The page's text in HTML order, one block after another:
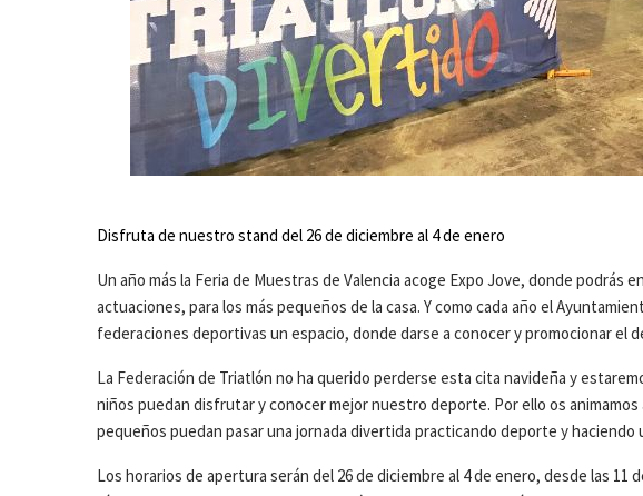
Disfruta de nuestro stand del 26 de diciembre al 4 de enero
Un año más la Feria de Muestras de Valencia acoge Expo Jove, donde podrás
actuaciones, para los más pequeños de la casa. Y como cada año el
federaciones deportivas un espacio, donde darse a conocer y promocionar el
La Federación de Triatlón no ha querido perderse esta cita navideña y
niños puedan disfrutar y conocer mejor nuestro deporte. Por ello os
pequeños puedan pasar una jornada divertida practicando deporte y
Los horarios de apertura serán del 26 de diciembre al 4 de enero, desde las 11